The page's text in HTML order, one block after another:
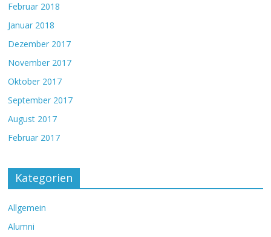
Februar 2018
Januar 2018
Dezember 2017
November 2017
Oktober 2017
September 2017
August 2017
Februar 2017
Kategorien
Allgemein
Alumni